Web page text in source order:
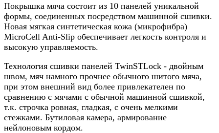
Покрышка мяча состоит из 10 панелей уникальной
формы, соединенных посредством машинной сшивки.
Новая мягкая синтетическая кожа (микрофибра)
MicroCell Anti-Slip обеспечивает легкость контроля и
высокую управляемость.
Технология сшивки панелей TwinSTLock - двойным
швом, мяч намного прочнее обычного шитого мяча,
при этом внешний вид более привлекателен по
сравнению с мячами с обычной машинной сшивкой,
т.к. строчка ровная, гладкая, с очень мелкими
стежками. Бутиловая камера, армирование
нейлоновым кордом.